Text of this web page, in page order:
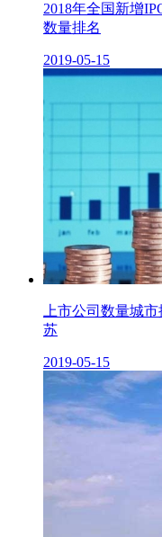
2018年全国新增
数量排名
2019-05-15
上市公司数量城
苏
2019-05-15